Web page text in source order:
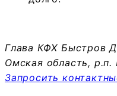
Глава КФХ Быстров
Омская область, р.п.
Запросить